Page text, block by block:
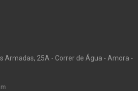
Armadas, 25A - Correr de Água - Amora -